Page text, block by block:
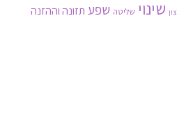
שינוי שליטה שפע תזונה וההזנה